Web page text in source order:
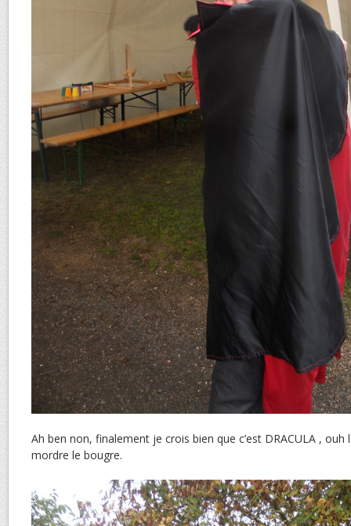
Ah ben non, finalement je crois bien que c’est DRACULA , ouh
mordre le bougre.